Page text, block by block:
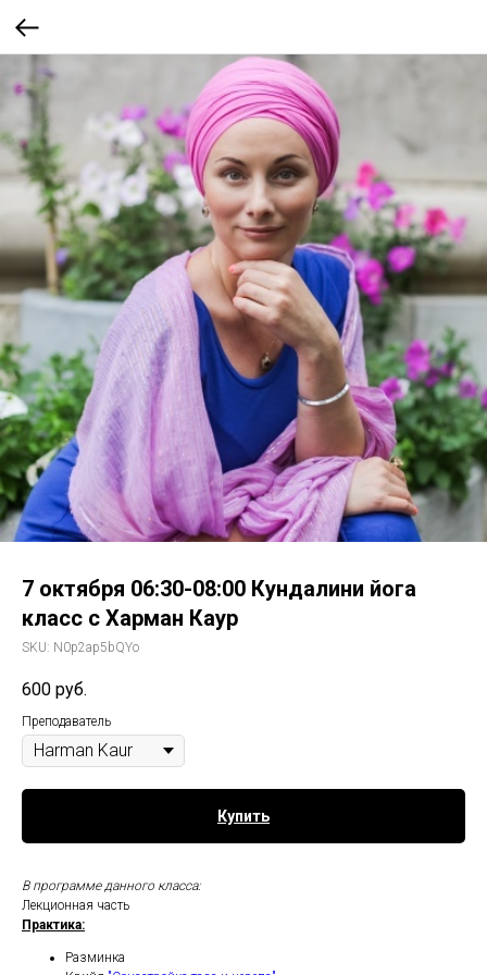
7 октября 06:30-08:00 Кундалини йога
класс с Харман Каур
SKU: N0p2ap5bQYo
600 руб.
Преподаватель
Купить
В программе данного класса:
Лекционная часть
Практика:
Разминка